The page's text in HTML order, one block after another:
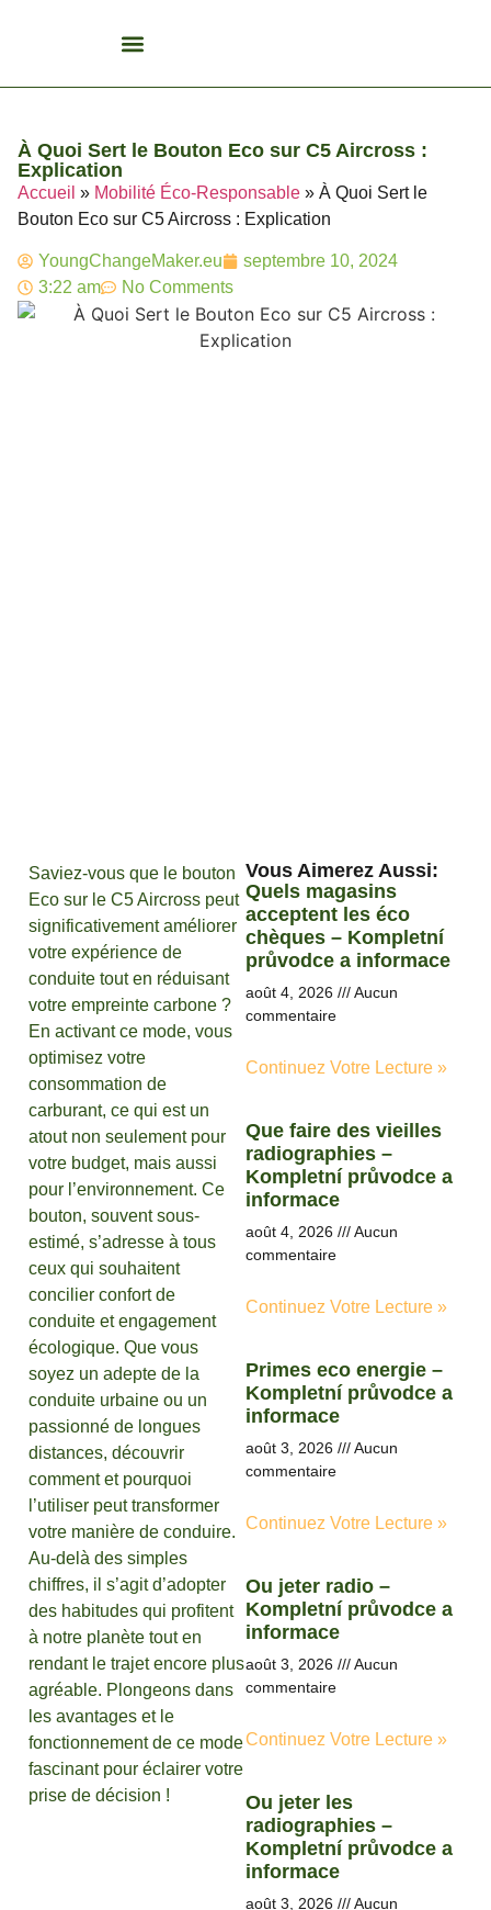
À Quoi Sert le Bouton Eco sur C5 Aircross :
Explication
Accueil » Mobilité Éco-Responsable » À Quoi Sert le
Bouton Eco sur C5 Aircross : Explication
YoungChangeMaker.eu
septembre 10, 2024
3:22 am
No Comments
Saviez-vous que le bouton
Eco sur le C5 Aircross peut
significativement améliorer
votre expérience de
conduite tout en réduisant
votre empreinte carbone ?
En activant ce mode, vous
optimisez votre
consommation de
carburant, ce qui est un
atout non seulement pour
votre budget, mais aussi
pour l’environnement. Ce
bouton, souvent sous-
estimé, s’adresse à tous
ceux qui souhaitent
concilier confort de
conduite et engagement
écologique. Que vous
soyez un adepte de la
conduite urbaine ou un
passionné de longues
distances, découvrir
comment et pourquoi
l’utiliser peut transformer
votre manière de conduire.
Au-delà des simples
chiffres, il s’agit d’adopter
des habitudes qui profitent
à notre planète tout en
rendant le trajet encore plus
agréable. Plongeons dans
les avantages et le
fonctionnement de ce mode
fascinant pour éclairer votre
prise de décision !
Vous Aimerez Aussi :
Quels magasins
acceptent les éco
chèques – Kompletní
průvodce a informace
août 4, 2026
Aucun
commentaire
Continuez Votre Lecture »
Que faire des vieilles
radiographies –
Kompletní průvodce a
informace
août 4, 2026
Aucun
commentaire
Continuez Votre Lecture »
Primes eco energie –
Kompletní průvodce a
informace
août 3, 2026
Aucun
commentaire
Continuez Votre Lecture »
Ou jeter radio –
Kompletní průvodce a
informace
août 3, 2026
Aucun
commentaire
Continuez Votre Lecture »
Ou jeter les
radiographies –
Kompletní průvodce a
informace
août 3, 2026
Aucun